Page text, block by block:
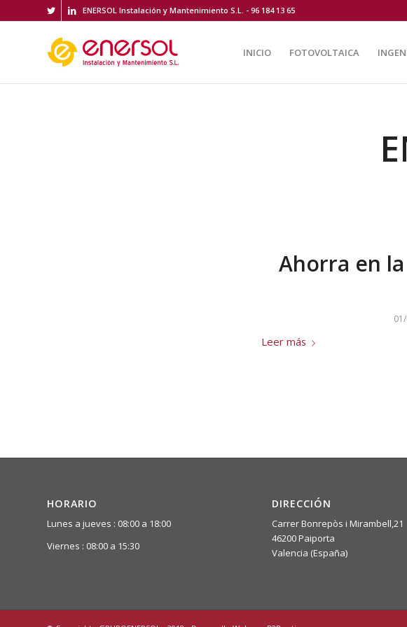
ENERSOL Instalación y Mantenimiento S.L. - 96 184 13 65
INICIO FOTOVOLTAICA
Ahorra en
Leer más
HORARIO
Lunes a jueves : 08:00 a 18:00
Viernes : 08:00 a 15:30
DIRECCIÓN
Carrer Bonrepòs i Mirambell,21
46200 Paiporta
Valencia (España)